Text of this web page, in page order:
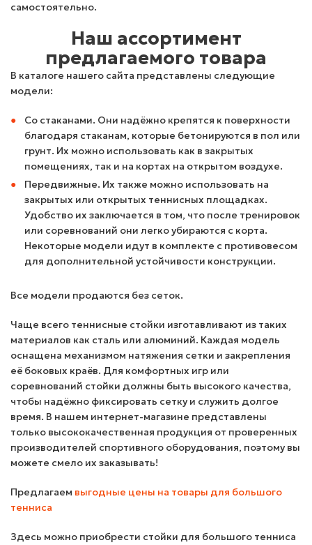
самостоятельно.
Наш ассортимент
предлагаемого товара
В каталоге нашего сайта представлены следующие
модели:
Со стаканами. Они надёжно крепятся к поверхности
благодаря стаканам, которые бетонируются в пол или
грунт. Их можно использовать как в закрытых
помещениях, так и на кортах на открытом воздухе.
Передвижные. Их также можно использовать на
закрытых или открытых теннисных площадках.
Удобство их заключается в том, что после тренировок
или соревнований они легко убираются с корта.
Некоторые модели идут в комплекте с противовесом
для дополнительной устойчивости конструкции.
Все модели продаются без сеток.
Чаще всего теннисные стойки изготавливают из таких
материалов как сталь или алюминий. Каждая модель
оснащена механизмом натяжения сетки и закрепления
её боковых краёв. Для комфортных игр или
соревнований стойки должны быть высокого качества,
чтобы надёжно фиксировать сетку и служить долгое
время. В нашем интернет-магазине представлены
только высококачественная продукция от проверенных
производителей спортивного оборудования, поэтому вы
можете смело их заказывать!
Предлагаем выгодные цены на товары для большого
тенниса
Здесь можно приобрести стойки для большого тенниса